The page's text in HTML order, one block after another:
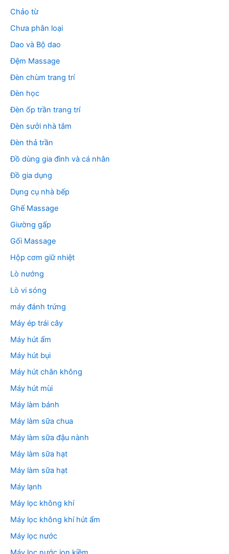
Chảo từ
Chưa phân loại
Dao và Bộ dao
Đệm Massage
Đèn chùm trang trí
Đèn học
Đèn ốp trần trang trí
Đèn sưởi nhà tắm
Đèn thả trần
Đồ dùng gia đình và cá nhân
Đồ gia dụng
Dụng cụ nhà bếp
Ghế Massage
Giường gấp
Gối Massage
Hộp cơm giữ nhiệt
Lò nướng
Lò vi sóng
máy đánh trứng
Máy ép trái cây
Máy hút ẩm
Máy hút bụi
Máy hút chân không
Máy hút mùi
Máy làm bánh
Máy làm sữa chua
Máy làm sữa đậu nành
Máy làm sữa hạt
Máy làm sữa hạt
Máy lạnh
Máy lọc không khí
Máy lọc không khí hút ẩm
Máy lọc nước